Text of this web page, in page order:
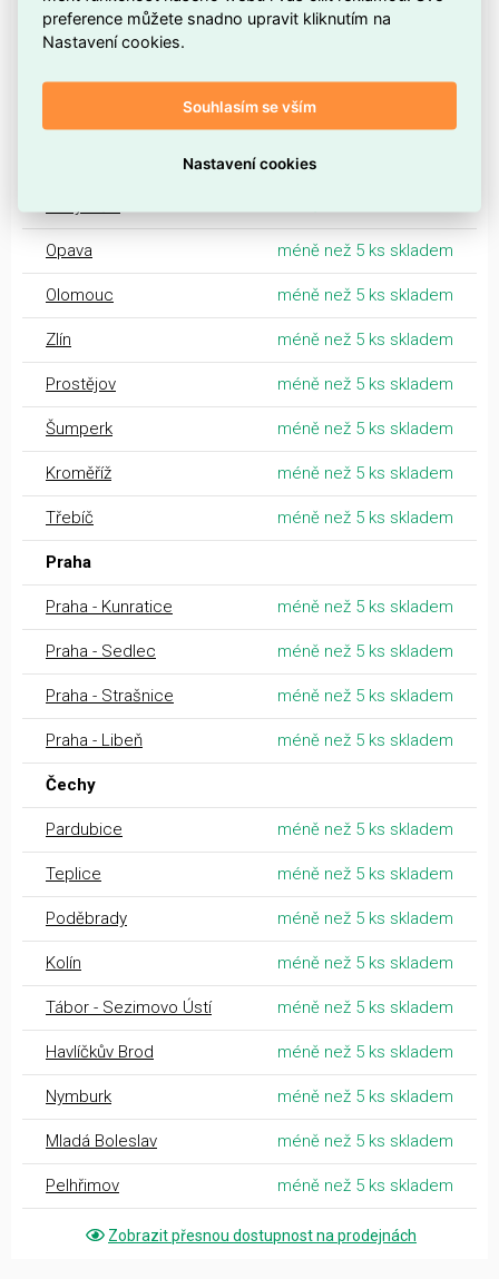
Centrální sklad Ostrava více než 50 ks skladem
méně než 5 ks skladem
méně než 5 ks skladem
Opava méně než 5 ks skladem
Olomouc méně než 5 ks skladem
Zlín méně než 5 ks skladem
Prostějov méně než 5 ks skladem
Šumperk méně než 5 ks skladem
Kroměříž méně než 5 ks skladem
Třebíč méně než 5 ks skladem
Praha
Praha - Kunratice méně než 5 ks skladem
Praha - Sedlec méně než 5 ks skladem
Praha - Strašnice méně než 5 ks skladem
Praha - Libeň méně než 5 ks skladem
Čechy
Pardubice méně než 5 ks skladem
Teplice méně než 5 ks skladem
Poděbrady méně než 5 ks skladem
Kolín méně než 5 ks skladem
Tábor - Sezimovo Ústí méně než 5 ks skladem
Havlíčkův Brod méně než 5 ks skladem
Nymburk méně než 5 ks skladem
Mladá Boleslav méně než 5 ks skladem
Pelhřimov méně než 5 ks skladem
Zobrazit přesnou dostupnost na prodejnách
preference můžete snadno upravit kliknutím na
Nastavení cookies.
Souhlasím se vším
Nastavení cookies